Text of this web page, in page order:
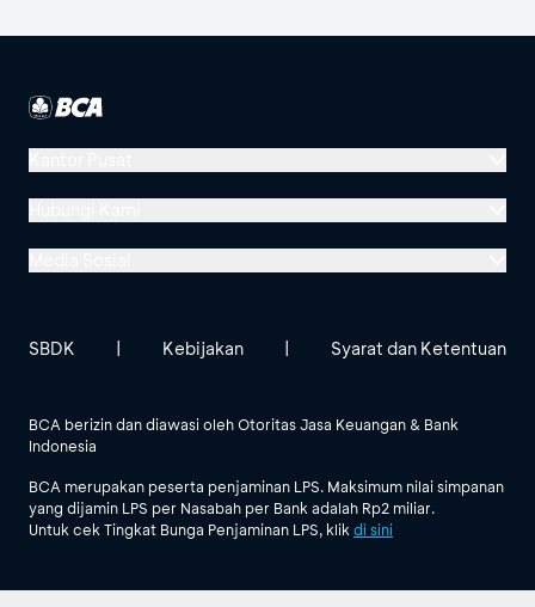
Menara BCA, Grand Indonesia
Jl. MH Thamrin No. 1
Lihat Semua Media Sosial
BCA berizin dan diawasi oleh Otoritas Jasa Keuangan & Bank
Indonesia
BCA merupakan peserta penjaminan LPS. Maksimum nilai simpanan
yang dijamin LPS per Nasabah per Bank adalah Rp2 miliar.
Untuk cek Tingkat Bunga Penjaminan LPS, klik di sini
SBDK | Kebijakan | Syarat dan Ketentuan